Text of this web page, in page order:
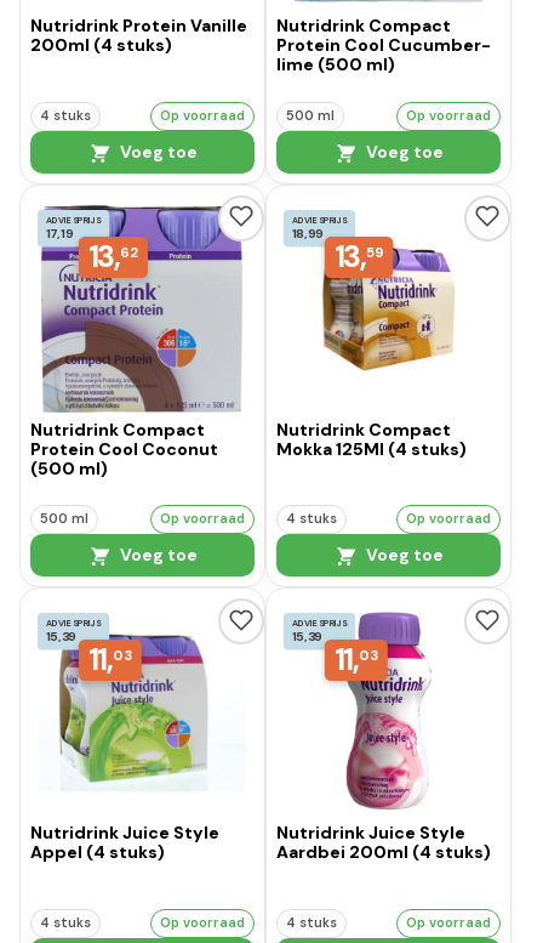
Nutridrink Protein Vanille
200ml (4 stuks)
4 stuks Op voorraad
Voeg toe
Nutridrink Compact
Protein Cool Cucumber-
lime (500 ml)
500 ml Op voorraad
Voeg toe
ADVIESPRIJS
17,19
13,62
Nutridrink Compact
Protein Cool Coconut
(500 ml)
500 ml Op voorraad
Voeg toe
ADVIESPRIJS
18,99
13,59
Nutridrink Compact
Mokka 125Ml (4 stuks)
4 stuks Op voorraad
Voeg toe
ADVIESPRIJS
15,39
11,03
Nutridrink Juice Style
Appel (4 stuks)
4 stuks Op voorraad
ADVIESPRIJS
15,39
11,03
Nutridrink Juice Style
Aardbei 200ml (4 stuks)
4 stuks Op voorraad